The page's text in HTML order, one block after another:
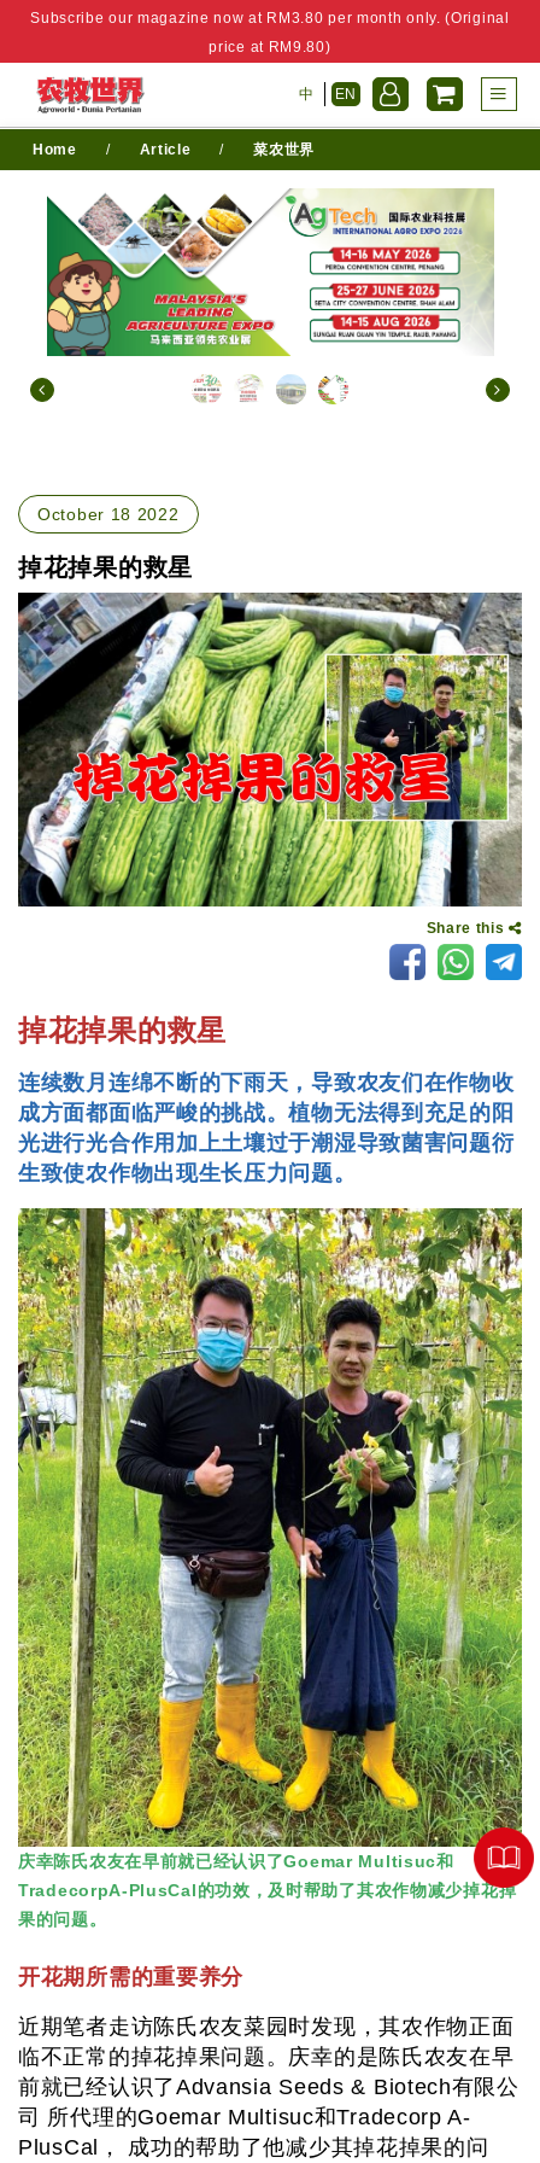
Subscribe our magazine now at RM3.80 per month only. (Original
price at RM9.80)
中 EN
Home / Article / 菜农世界
October 18 2022
掉花掉果的救星
Share this
掉花掉果的救星
连续数月连绵不断的下雨天，导致农友们在作物收
成方面都面临严峻的挑战。植物无法得到充足的阳
光进行光合作用加上土壤过于潮湿导致菌害问题衍
生致使农作物出现生长压力问题。
庆幸陈氏农友在早前就已经认识了Goemar Multisuc和
TradecorpA-PlusCal的功效，及时帮助了其农作物减少掉花掉
果的问题。
开花期所需的重要养分
近期笔者走访陈氏农友菜园时发现，其农作物正面
临不正常的掉花掉果问题。庆幸的是陈氏农友在早
前就已经认识了Advansia Seeds & Biotech有限公
司 所代理的Goemar Multisuc和Tradecorp A-
PlusCal， 成功的帮助了他减少其掉花掉果的问